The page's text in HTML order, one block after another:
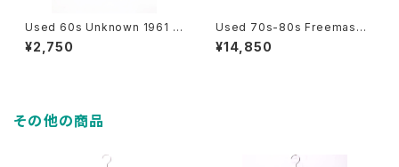
Used 60s Unknown 1961 B
rass Dog tag 古着
¥2,750
Used 70s-80s Freemason
Sword Short Chain 古着
¥14,850
その他の商品